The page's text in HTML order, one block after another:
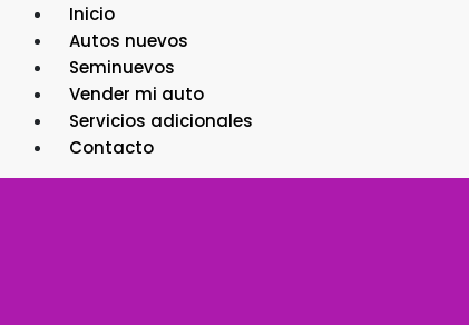
contenido
Inicio
Autos nuevos
Seminuevos
Vender mi auto
Servicios adicionales
Contacto